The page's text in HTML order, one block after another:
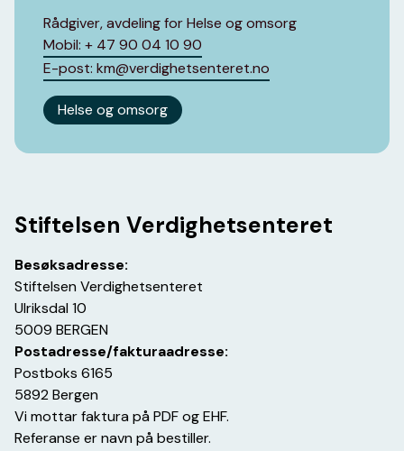
Rådgiver, avdeling for Helse og omsorg
Mobil: + 47 90 04 10 90
E-post: km@verdighetsenteret.no
Helse og omsorg
Stiftelsen Verdighetsenteret
Besøksadresse:
Stiftelsen Verdighetsenteret
Ulriksdal 10
5009 BERGEN
Postadresse/fakturaadresse:
Postboks 6165
5892 Bergen
Vi mottar faktura på PDF og EHF.
Referanse er navn på bestiller.